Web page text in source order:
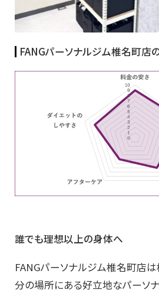
FANGパーソナルジム椎名町店
誰でも理想以上の身体へ
FANGパーソナルジム椎名町店
分の場所にある好立地なパーソ